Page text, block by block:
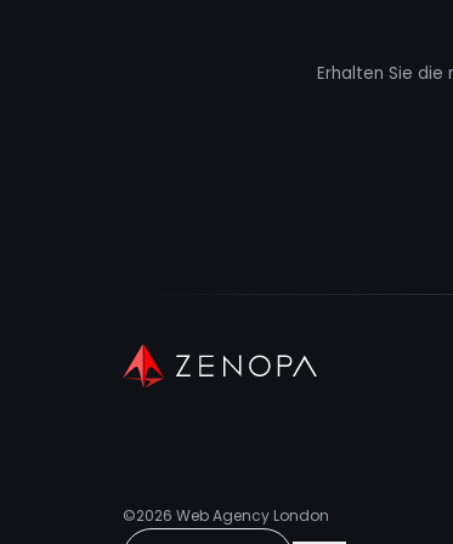
Erhalten Sie
©2026 Web Agency London